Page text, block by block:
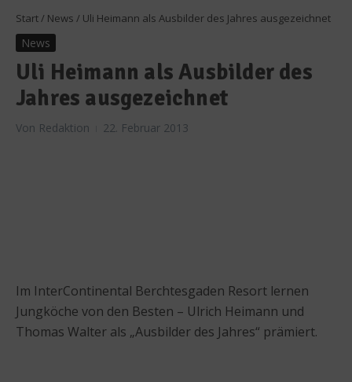
Start / News / Uli Heimann als Ausbilder des Jahres ausgezeichnet
News
Uli Heimann als Ausbilder des
Jahres ausgezeichnet
Von Redaktion 22. Februar 2013
Im InterContinental Berchtesgaden Resort lernen
Jungköche von den Besten – Ulrich Heimann und
Thomas Walter als „Ausbilder des Jahres“ prämiert.